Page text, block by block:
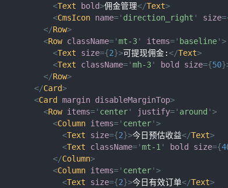
<Text bold>佣金管理</Text>
<CmsIcon name=' direction_right ' size=
</Row>
<Row className='mt-3' items=' baseline'>
<Text size={2}>可提现佣金:</Text>
<Text className='mh-3' bold size={50}
</Row>
</Card>
<Card margin disableMarginTop>
<Row items=' center' justify=' around '>
<Column items=' center'>
<Text size={2}>今日预估收益</Text>
<Text className='mt-1 ' bold size={
</Column>
<Column items=' center'>
<Text size={2}>今日有效订单</Text>